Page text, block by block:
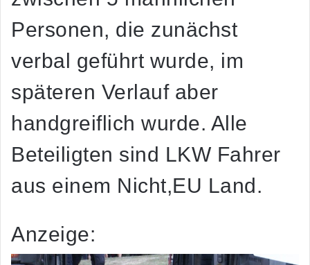
Personen, die zunächst
verbal geführt wurde, im
späteren Verlauf aber
handgreiflich wurde. Alle
Beteiligten sind LKW Fahrer
aus einem Nicht,EU Land.
Anzeige: